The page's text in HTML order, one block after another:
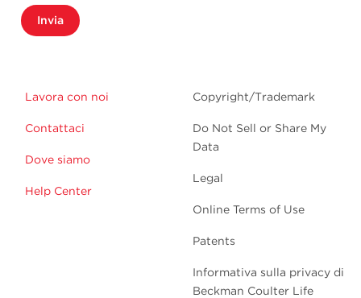
Invia
Lavora con noi
Contattaci
Dove siamo
Help Center
Copyright/Trademark
Do Not Sell or Share My
Data
Legal
Online Terms of Use
Patents
Informativa sulla privacy di
Beckman Coulter Life